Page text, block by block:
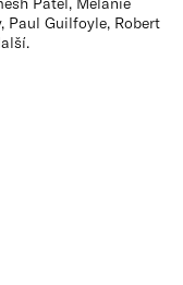
Paul Guilfoyle, Robert